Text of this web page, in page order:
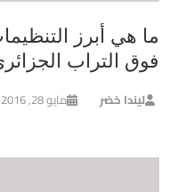
ما هي أبرز
فوق التراب
ليندا خضر مايو 28, 2016